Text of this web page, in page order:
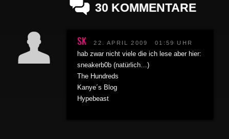
30 KOMMENTARE
SK 22. APRIL 2009 01:59 UHR
hab zwar nicht viele die ich lese aber hier:
sneakerb0b (natürlich…)
The Hundreds
Kanye´s Blog
Hypebeast